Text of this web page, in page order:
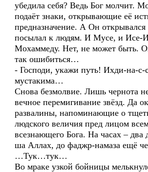
убедила себя? Ведь Бог молчит.
подаёт знаки, открывающие её
предназначение. А Он открывался
посылал к людям. И Мусе, и Исе-
Мохаммеду. Нет, не может быть.
так ошибиться…
- Господи, укажи путь! Ихди-на-с-
мустакима…
Снова безмолвие. Лишь чернота
вечное перемигивание звёзд. Да
развалины, напоминающие о
людского величия пред лицом
всезнающего Бога. На часах – два
ша Аллах, до фаджр-намаза ещё
…Тук…тук…
Во мраке узкой бойницы